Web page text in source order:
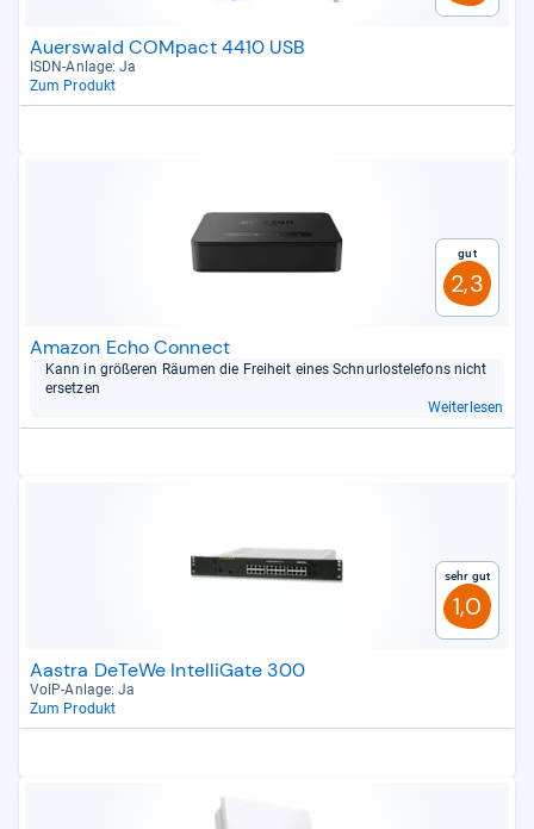
Auerswald COMpact 4410 USB
ISDN-​Anlage: Ja
Zum Produkt
Gut
2,3
Amazon Echo Connect
Kann in grö­ße­ren Räu­men die Frei­heit eines Schnur­los­te­le­fons nicht
erset­zen
Weiterlesen
Sehr gut
1,0
Aastra DeTeWe IntelliGate 300
VoIP-​Anlage: Ja
Zum Produkt